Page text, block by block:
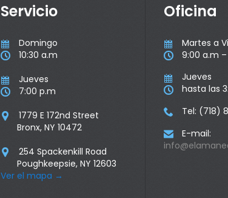
Servicio
 Domingo
 10:30 a.m
 Jueves
 7:00 p.m

1779 E 172nd Street
Bronx, NY 10472

254 Spackenkill Road
Poughkeepsie, NY 12603
Ver el mapa →
Oficina
 Martes a
 9:00 a.m
 Jueves
 hasta las
 Tel: (718)

E-mail: